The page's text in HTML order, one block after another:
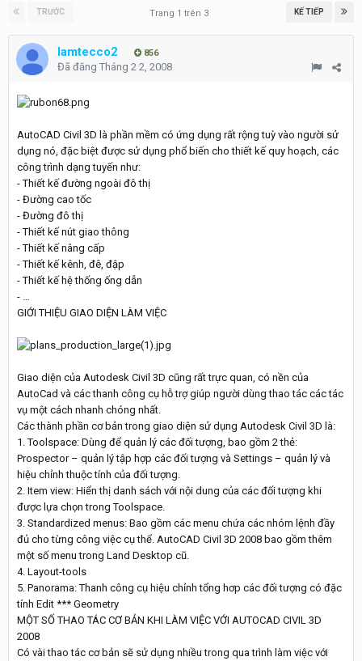
TRƯỚC KẾ TIẾP
Trang 1 trên 3
lamtecco2 856
Đã đăng Tháng 2 2, 2008
AutoCAD Civil 3D là phần mềm có ứng dụng rất rộng tuỳ vào người sử
dụng nó, đặc biệt được sử dụng phổ biến cho thiết kế quy hoạch, các
công trình dạng tuyến như:
- Thiết kế đường ngoài đô thị
- Đường cao tốc
- Đường đô thị
- Thiết kế nút giao thông
- Thiết kế nâng cấp
- Thiết kế kênh, đê, đập
- Thiết kế hệ thống ống dẫn
- …
GIỚI THIỆU GIAO DIỆN LÀM VIỆC
Giao diện của Autodesk Civil 3D cũng rất trực quan, có nền của
AutoCad và các thanh công cụ hỗ trợ giúp người dùng thao tác các tác
vụ một cách nhanh chóng nhất.
Các thành phần cơ bản trong giao diện sử dụng Autodesk Civil 3D là:
1. Toolspace: Dùng để quản lý các đối tượng, bao gồm 2 thẻ:
Prospector – quản lý tập hợp các đối tượng và Settings – quản lý và
hiệu chỉnh thuộc tính của đối tượng.
2. Item view: Hiển thị danh sách với nội dung của các đối tượng khi
được lựa chọn trong Toolspace.
3. Standardized menus: Bao gồm các menu chứa các nhóm lệnh đầy
đủ cho từng công việc cụ thể. AutoCAD Civil 3D 2008 bao gồm thêm
một số menu trong Land Desktop cũ.
4. Layout-tools
5. Panorama: Thanh công cụ hiệu chỉnh tổng hơp các đối tượng có đặc
tính Edit *** Geometry
MỘT SỐ THAO TÁC CƠ BẢN KHI LÀM VIỆC VỚI AUTOCAD CIVIL 3D
2008
Có vài thao tác cơ bản sẽ sử dụng nhiều trong qua trình làm việc với